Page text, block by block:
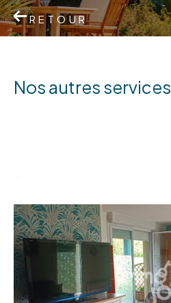
RETOUR
nos autres services